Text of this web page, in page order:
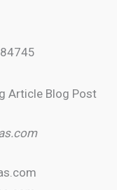
Article Blog Post